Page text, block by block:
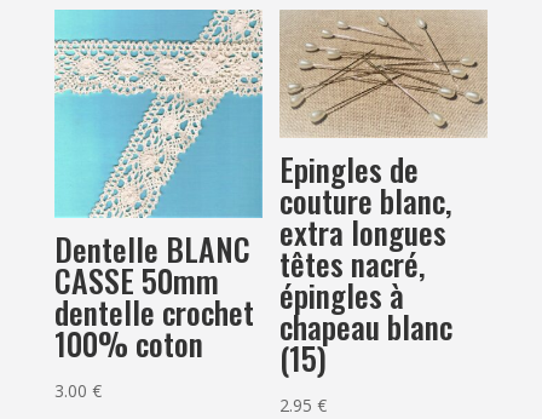
Dentelle BLANC
CASSE 50mm
dentelle crochet
100% coton
3.00 €
Epingles de
couture blanc,
extra longues
têtes nacré,
épingles à
chapeau blanc
(15)
2.95€